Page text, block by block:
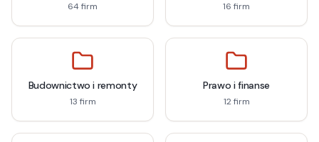
64firm 16 firm
Budownictwo i remonty
13 firm
Prawo i finanse
12firm